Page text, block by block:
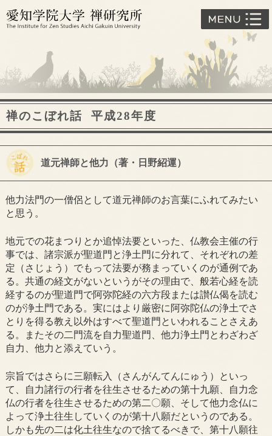
禅のこぼれ話 平成28年度
道元禅師と他力（著・日野紹運）
他力法門の一僧侶として道元禅師のお言葉にふれてみたい
と思う。
地元での花まつりとか追悼法要といった、仏教会主催の行
事では、諸宗派が聖道門と浄土門に分れて、それぞれの差
定（さじょう）でもって法要が務まっていくのが通例であ
る。共通の経文がないというがその理由で、般若心経を読
経するのが聖道門で阿弥陀経の六方段または讃仏偈を読む
のが浄土門である。実にはより厳密に阿弥陀仏の浄土でさ
とりを得る教え以外はすべて聖道門といわれることさえあ
る。またその二門流を自力聖道門、他力浄土門とわざわざ
自力、他力と添えていう。
宗旨ではさらに三願転入（さんがんてんにゅう）といっ
て、自力諸行の行者を往生させるための第十九願、自力念
仏の行者を往生させるための第二〇願、そして他力念仏に
よって浄土往生していくのが第十八願だというのである。
しかも先の二は化土往生なので捨てるべきで、第十八願往